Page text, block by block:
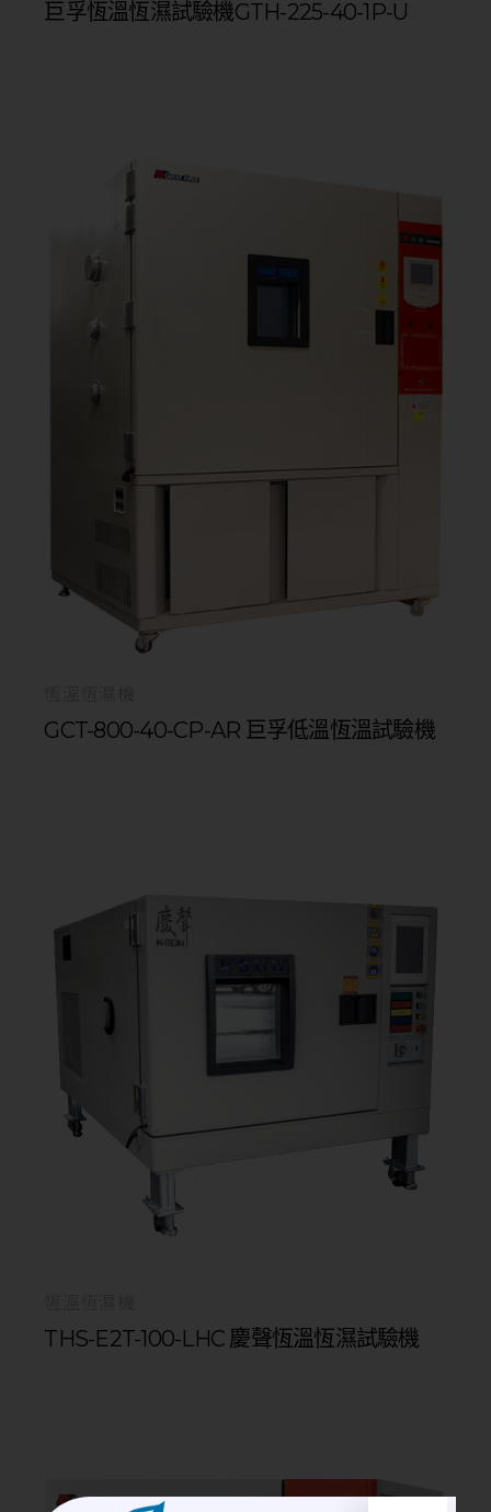
巨孚恆溫恆濕試驗機GTH-225-40-1P-U
GCT-800-40-CP-AR 巨孚低溫恆溫試驗機
THS-E2T-100-LHC 慶聲恆溫恆濕試驗機